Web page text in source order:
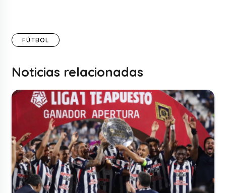
FÚTBOL
Noticias relacionadas